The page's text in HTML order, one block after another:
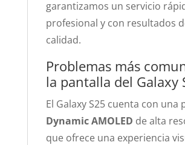
garantizamos un servicio
profesional y con resultados
calidad.
Problemas más
la pantalla del Galaxy
El Galaxy S25 cuenta con una
Dynamic AMOLED de alta
que ofrece una experiencia